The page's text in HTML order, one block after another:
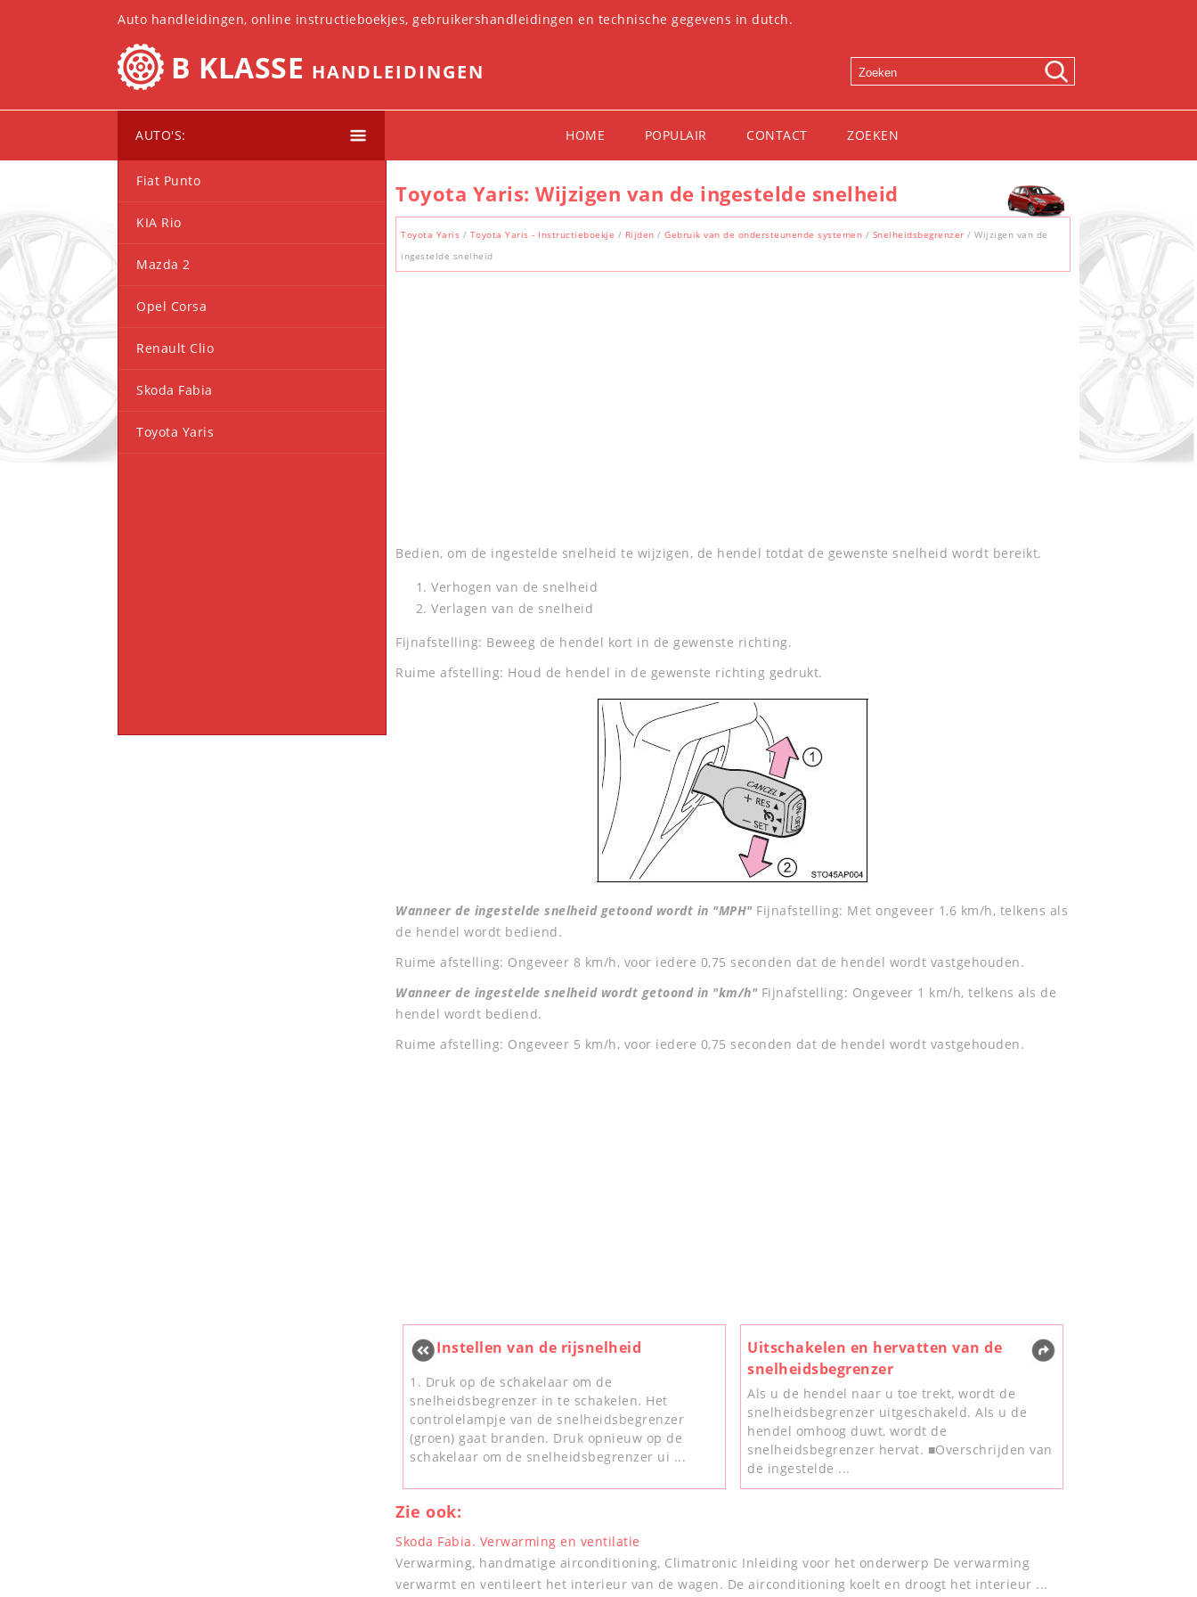
Auto handleidingen, online instructieboekjes, gebruikershandleidingen en technische gegevens in dutch.
B KLASSE HANDLEIDINGEN
AUTO'S: HOME POPULAIR CONTACT ZOEKEN
Toyota Yaris: Wijzigen van de ingestelde snelheid
Toyota Yaris / Toyota Yaris - Instructieboekje / Rijden / Gebruik van de ondersteunende systemen / Snelheidsbegrenzer / Wijzigen van de
ingestelde snelheid
Bedien, om de ingestelde snelheid te wijzigen, de hendel totdat de gewenste snelheid wordt bereikt.
Verhogen van de snelheid
Verlagen van de snelheid
Fijnafstelling: Beweeg de hendel kort in de gewenste richting.
Ruime afstelling: Houd de hendel in de gewenste richting gedrukt.
Wanneer de ingestelde snelheid getoond wordt in "MPH" Fijnafstelling: Met ongeveer 1,6 km/h, telkens als
de hendel wordt bediend.
Ruime afstelling: Ongeveer 8 km/h, voor iedere 0,75 seconden dat de hendel wordt vastgehouden.
Wanneer de ingestelde snelheid wordt getoond in "km/h" Fijnafstelling: Ongeveer 1 km/h, telkens als de
hendel wordt bediend.
Ruime afstelling: Ongeveer 5 km/h, voor iedere 0,75 seconden dat de hendel wordt vastgehouden.
Instellen van de rijsnelheid
1. Druk op de schakelaar om de
snelheidsbegrenzer in te schakelen. Het
controlelampje van de snelheidsbegrenzer
(groen) gaat branden. Druk opnieuw op de
schakelaar om de snelheidsbegrenzer ui ...
Uitschakelen en hervatten van de
snelheidsbegrenzer
Als u de hendel naar u toe trekt, wordt de
snelheidsbegrenzer uitgeschakeld. Als u de
hendel omhoog duwt, wordt de
snelheidsbegrenzer hervat. ■Overschrijden van
de ingestelde ...
Zie ook:
Skoda Fabia. Verwarming en ventilatie
Verwarming, handmatige airconditioning, Climatronic Inleiding voor het onderwerp De verwarming
verwarmt en ventileert het interieur van de wagen. De airconditioning koelt en droogt het interieur ...
Fiat Punto
KIA Rio
Mazda 2
Opel Corsa
Renault Clio
Skoda Fabia
Toyota Yaris